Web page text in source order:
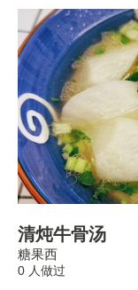
清炖牛骨汤
糖果西
0 人做过